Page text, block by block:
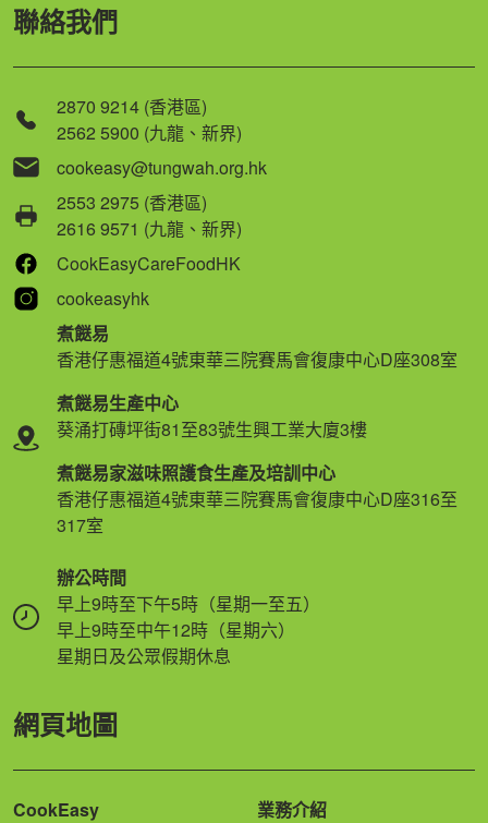
聯絡我們
2870 9214 (香港區)
2562 5900 (九龍、新界)
cookeasy@tungwah.org.hk
2553 2975 (香港區)
2616 9571 (九龍、新界)
CookEasyCareFoodHK
cookeasyhk
煮餸易
香港仔惠福道4號東華三院賽馬會復康中心D座308室
煮餸易生產中心
葵涌打磚坪街81至83號生興工業大廈3樓
煮餸易家滋味照護食生產及培訓中心
香港仔惠福道4號東華三院賽馬會復康中心D座316至
317室
辦公時間
早上9時至下午5時（星期一至五）
早上9時至中午12時（星期六）
星期日及公眾假期休息
網頁地圖
CookEasy 業務介紹